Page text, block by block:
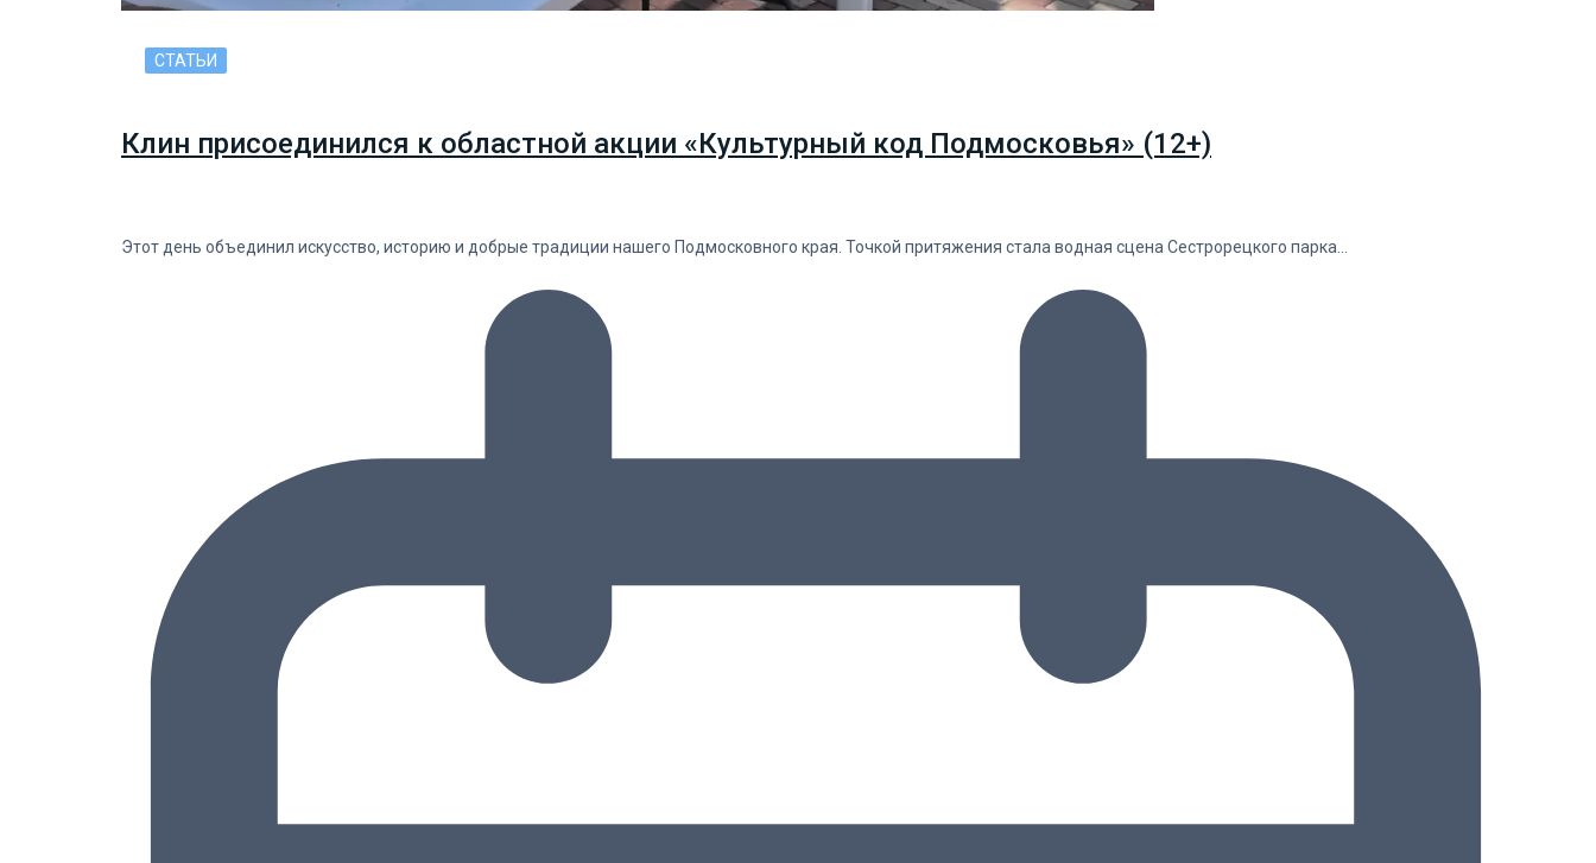
СТАТЬИ
Клин присоединился к областной акции «Культурный код Подмосковья» (12+)
Этот день объединил искусство, историю и добрые традиции нашего Подмосковного края. Точкой притяжения стала водная сцена Сестрорецкого парка…